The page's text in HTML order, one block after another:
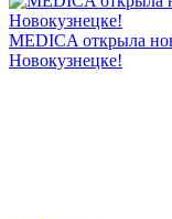
MEDICA открыла
Новокузнецке!